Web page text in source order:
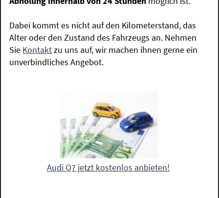
Dabei kommt es nicht auf den Kilometerstand, das
Alter oder den Zustand des Fahrzeugs an. Nehmen
Sie Kontaktzu uns auf, wir machen ihnen gerne ein
unverbindliches Angebot.
Audi Q7 jetzt kostenlos anbieten!